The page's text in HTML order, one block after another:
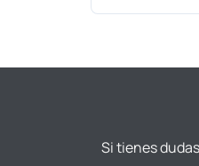
Si tienes